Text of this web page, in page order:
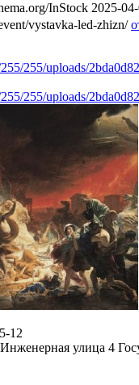
InStock 2025-
vystavka-led-zhizn/
255/uploads/
255/uploads/
12
улица 4